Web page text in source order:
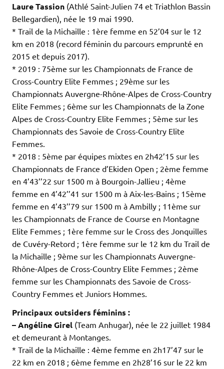
Laure Tassion (Athlé Saint-Julien 74 et Triathlon Bassin
Bellegardien), née le 19 mai 1990.
* Trail de la Michaille : 1ère femme en 52’04 sur le 12
km en 2018 (record féminin du parcours emprunté en
2015 et depuis 2017).
* 2019 : 75ème sur les Championnats de France de
Cross-Country Elite Femmes ; 29ème sur les
Championnats Auvergne-Rhône-Alpes de Cross-Country
Elite Femmes ; 6ème sur les Championnats de la Zone
Alpes de Cross-Country Elite Femmes ; 5ème sur les
Championnats des Savoie de Cross-Country Elite
Femmes.
* 2018 : 5ème par équipes mixtes en 2h42’15 sur les
Championnats de France d’Ekiden Open ; 2ème femme
en 4’43’’22 sur 1500 m à Bourgoin-Jallieu ; 4ème
femme en 4’42’’41 sur 1500 m à Aix-les-Bains ; 15ème
femme en 4’43’’79 sur 1500 m à Ambilly ; 11ème sur
les Championnats de France de Course en Montagne
Elite Femmes ; 1ère femme sur le Cross des Jonquilles
de Cuvéry-Retord ; 1ère femme sur le 12 km du Trail de
la Michaille ; 9ème sur les Championnats Auvergne-
Rhône-Alpes de Cross-Country Elite Femmes ; 2ème
femme sur les Championnats des Savoie de Cross-
Country Femmes et Juniors Hommes.
Principaux outsiders féminins :
– Angéline Girel (Team Anhugar), née le 22 juillet 1984
et demeurant à Montanges.
* Trail de la Michaille : 4ème femme en 2h17’47 sur le
22 km en 2018 ; 6ème femme en 2h28’16 sur le 22 km